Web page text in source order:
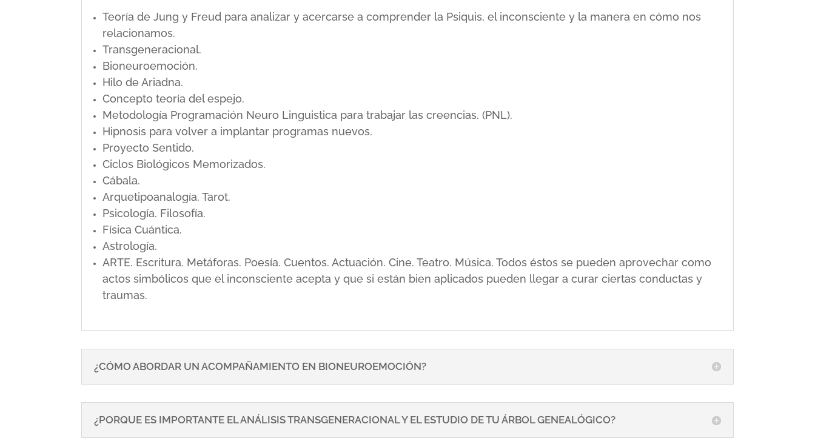
Teoría de Jung y Freud para analizar y acercarse a comprender la Psiquis, el inconsciente y la manera en cómo nos
relacionamos.
Transgeneracional.
Bioneuroemoción.
Hilo de Ariadna.
Concepto teoría del espejo.
Metodología Programación Neuro Linguistica para trabajar las creencias. (PNL).
Hipnosis para volver a implantar programas nuevos.
Proyecto Sentido.
Ciclos Biológicos Memorizados.
Cábala.
Arquetipoanalogía. Tarot.
Psicología. Filosofía.
Física Cuántica.
Astrología.
ARTE. Escritura. Metáforas. Poesía. Cuentos. Actuación. Cine. Teatro. Música. Todos éstos se pueden aprovechar como
actos simbólicos que el inconsciente acepta y que si están bien aplicados pueden llegar a curar ciertas conductas y
traumas.
¿CÓMO ABORDAR UN ACOMPAÑAMIENTO EN BIONEUROEMOCIÓN?
¿PORQUE ES IMPORTANTE EL ANÁLISIS TRANSGENERACIONAL Y EL ESTUDIO DE TU ÁRBOL GENEALÓGICO?